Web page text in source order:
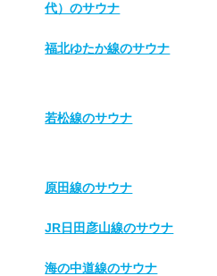
代）のサウナ
福北ゆたか線のサウナ
若松線のサウナ
原田線のサウナ
JR日田彦山線のサウナ
海の中道線のサウナ